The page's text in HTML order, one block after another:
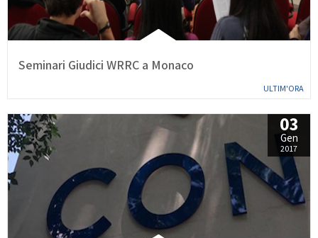
ULTIM'ORA
Seminari Giudici WRRC a Monaco
03
Gen
2017